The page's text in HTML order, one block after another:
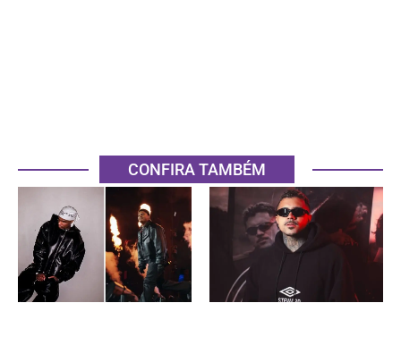
CONFIRA TAMBÉM